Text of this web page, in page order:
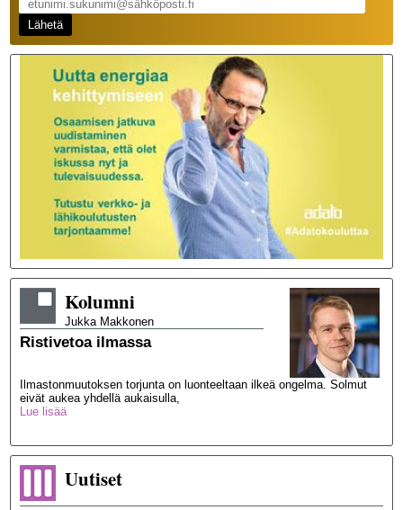
Kolumni
Jukka Makkonen
Ristivetoa ilmassa
Ilmastonmuutoksen torjunta on luonteeltaan ilkeä ongelma. Solmut
eivät aukea yhdellä aukaisulla,
Lue lisää
Uutiset